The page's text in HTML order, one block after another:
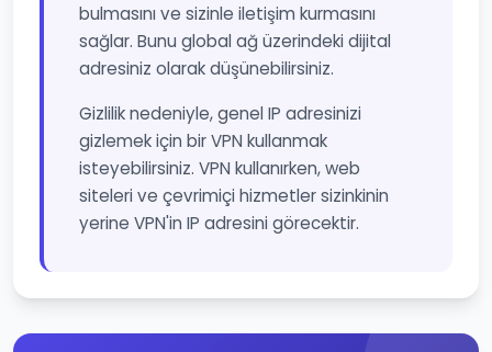
bulmasını ve sizinle iletişim kurmasını
sağlar. Bunu global ağ üzerindeki dijital
adresiniz olarak düşünebilirsiniz.
Gizlilik nedeniyle, genel IP adresinizi
gizlemek için bir VPN kullanmak
isteyebilirsiniz. VPN kullanırken, web
siteleri ve çevrimiçi hizmetler sizinkinin
yerine VPN'in IP adresini görecektir.